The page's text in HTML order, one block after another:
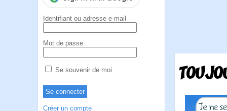
Identifiant ou adresse e-mail
Mot de passe
Se souvenir de moi
Créer un compte